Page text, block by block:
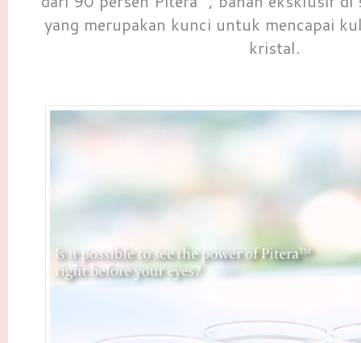
yang merupakan kunci untuk mencapai
kristal.